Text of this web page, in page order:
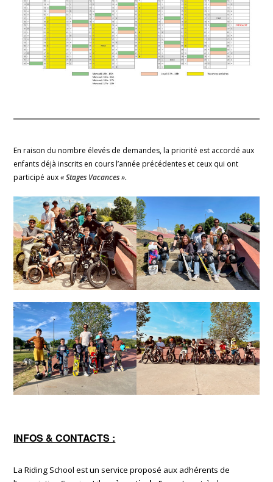
En raison du nombre élevés de demandes, la priorité est accordé aux
enfants déjà inscrits en cours l’année précédentes et ceux qui ont
participé aux « Stages Vacances ».
INFOS & CONTACTS :
La Riding School est un service proposé aux adhérents de